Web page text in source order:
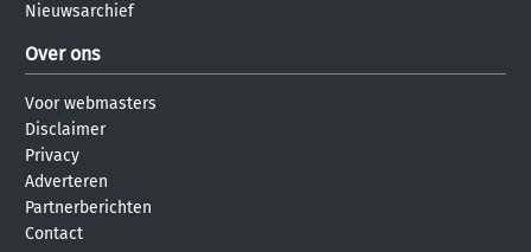
Nieuwsarchief
Over ons
Voor webmasters
Disclaimer
Privacy
Adverteren
Partnerberichten
Contact